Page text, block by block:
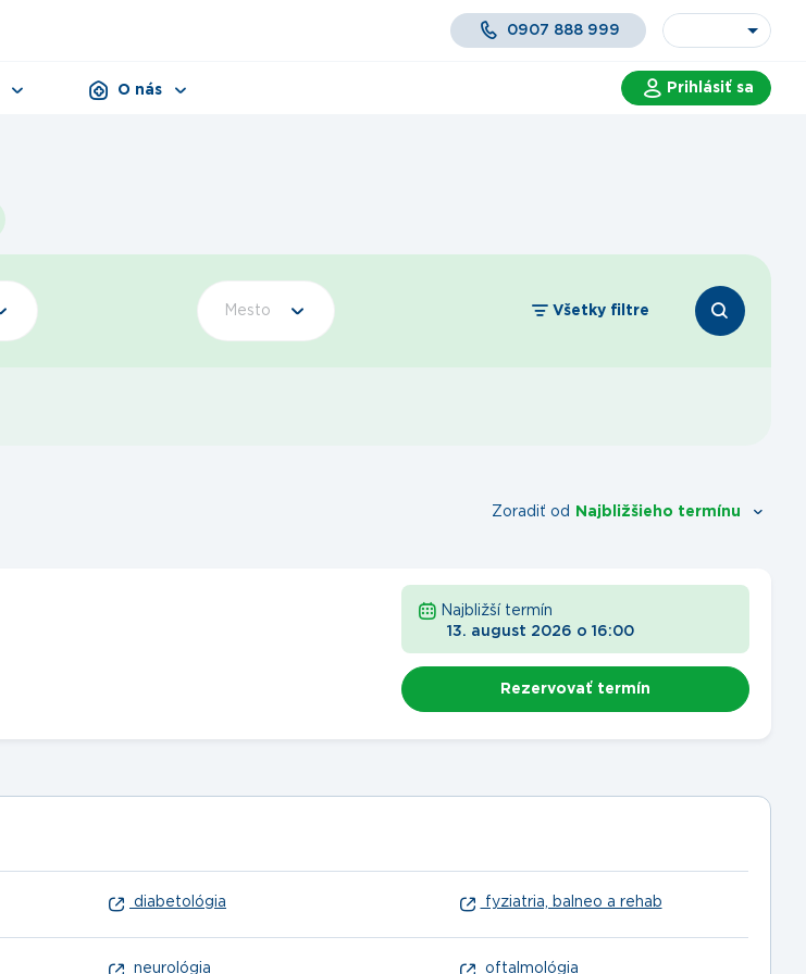
0907 888 999
O nás Prihlásiť sa
Mesto Všetky filtre
Zoradiť od Najbližšieho termínu
Najbližší termín
13. august 2026 o 16:00
Rezervovať termín
diabetológia fyziatria, balneo a rehab
neurológia oftalmológia